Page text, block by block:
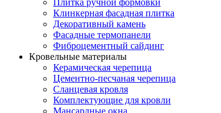
Плитка ручной формовки
Клинкерная фасадная плитка
Декоративный камень
Фасадные термопанели
Фиброцементный сайдинг
Кровельные материалы
Керамическая черепица
Цементно-песчаная черепица
Сланцевая кровля
Комплектующие для кровли
Мансардные окна